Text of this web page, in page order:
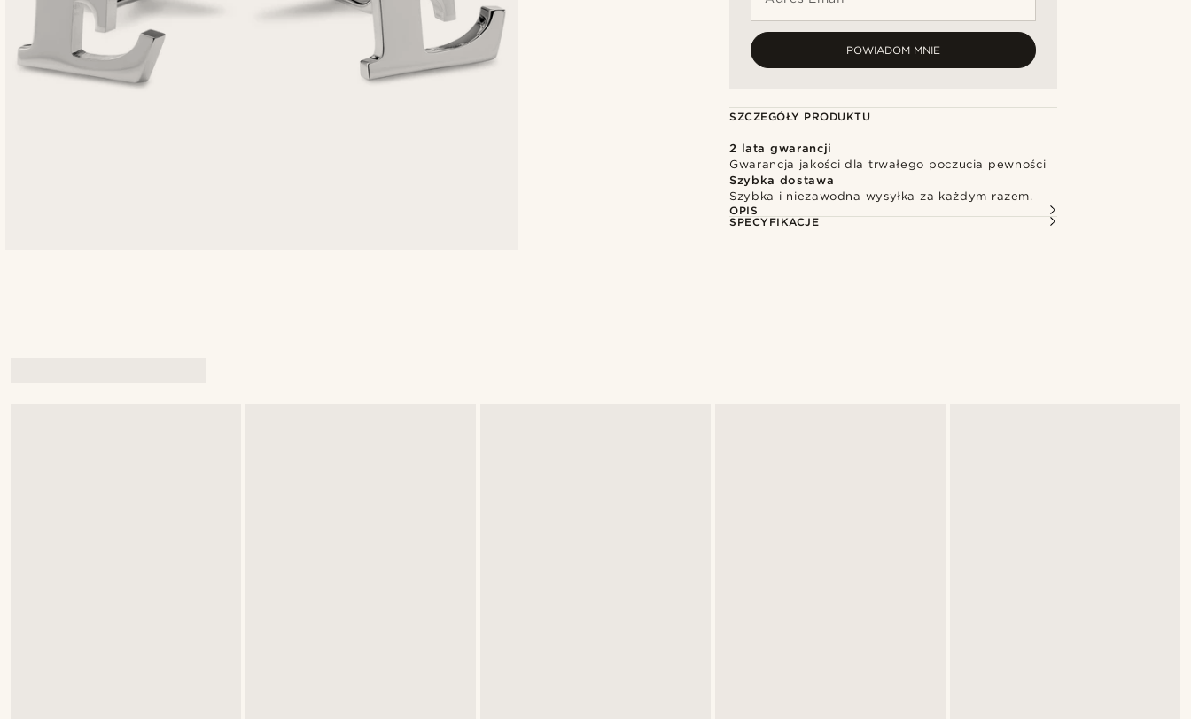
POWIADOM MNIE
SZCZEGÓŁY PRODUKTU
2 lata gwarancji
Gwarancja jakości dla trwałego poczucia pewności
Szybka dostawa
Szybka i niezawodna wysyłka za każdym razem.
OPIS
SPECYFIKACJE